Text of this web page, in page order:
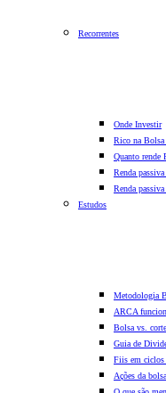
Recorrentes
Onde Investir
Rico na Bolsa
Quanto rende
Renda
Renda
Estudos
Metodologia
ARCA
Bolsa vs.
Guia de
Fiis em ciclos
Ações da